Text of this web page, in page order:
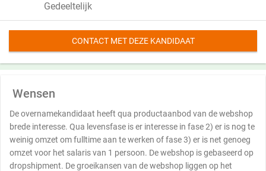
Gedeeltelijk
CONTACT MET DEZE KANDIDAAT
Wensen
De overnamekandidaat heeft qua productaanbod van de webshop
brede interesse. Qua levensfase is er interesse in fase 2) er is nog te
weinig omzet om fulltime aan te werken of fase 3) er is net genoeg
omzet voor het salaris van 1 persoon. De webshop is gebaseerd op
dropshipment. De groeikansen van de webshop liggen op het